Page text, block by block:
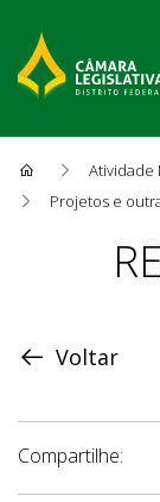
Atividade
Projetos e
Voltar
Compartilhe: